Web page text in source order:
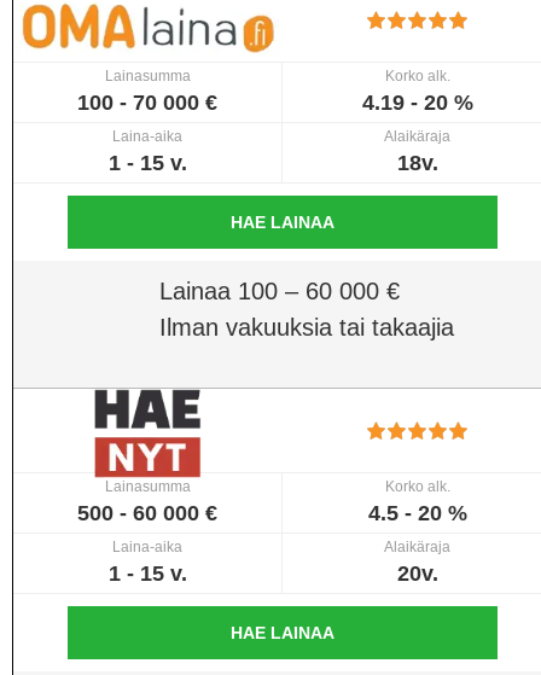
Lainasumma
100 - 70 000 €
Korko alk.
4.19 - 20 %
Laina-aika
1 - 15 v.
Alaikäraja
18v.
HAE LAINAA
Lainaa 100 – 60 000 €
Ilman vakuuksia tai takaajia
Lainasumma
500 - 60 000 €
Korko alk.
4.5 - 20 %
Laina-aika
1 - 15 v.
Alaikäraja
20v.
HAE LAINAA